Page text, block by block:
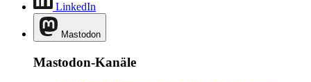
LinkedIn
Mastodon
Mastodon-Kanäle